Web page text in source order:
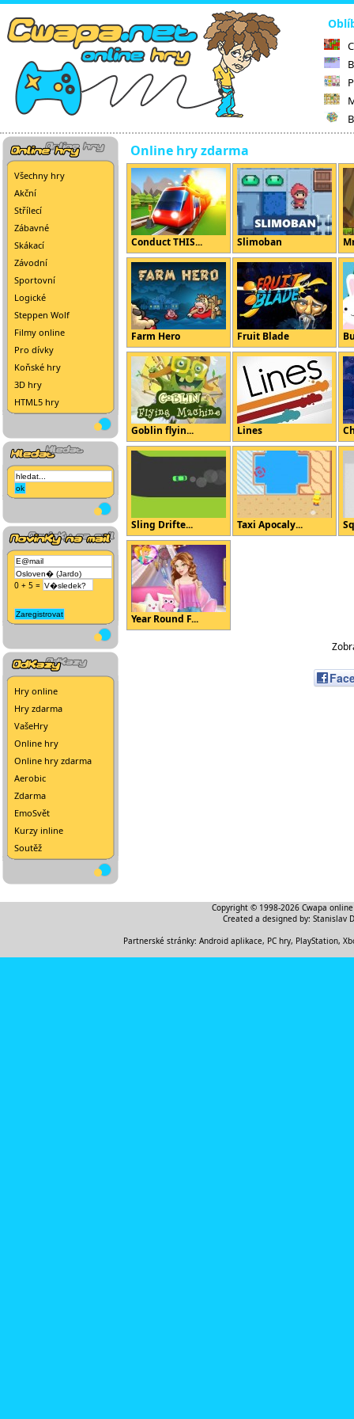
Všechny hry
Akční
Střílecí
Zábavné
Skákací
Závodní
Sportovní
Logické
Steppen Wolf
Filmy online
Pro dívky
Koňské hry
3D hry
HTML5 hry
0 + 5 =
Hry online
Hry zdarma
VašeHry
Online hry
Online hry zdarma
Aerobic
Zdarma
EmoSvět
Kurzy inline
Soutěž
Online hry zdarma
Conduct THIS... Slimoban
Farm Hero Fruit Blade
Goblin flyin... Lines
Sling Drifte... Taxi Apocaly...
Year Round F...
Copyright © 1998-2026 Cwapa
Created a designed by: Stanislav
Partnerské stránky: Android aplikace, PC hry, PlayStation,